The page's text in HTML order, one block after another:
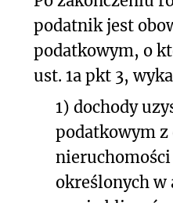
podatnik jest
podatkowym, o
ust. 1a pkt 3,
1) dochody
podatkowym z
określonych w